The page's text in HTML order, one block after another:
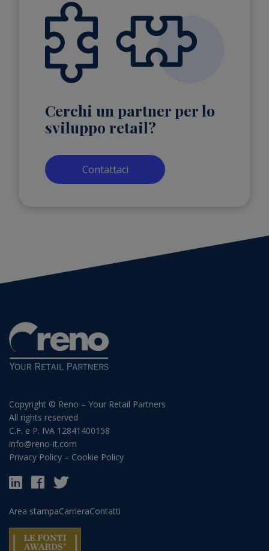
Cerchi un partner per lo
sviluppo retail?
Contattaci
Copyright © Reno – Your Retail Partners
All rights reserved
C.F. e P. IVA 12841400158
info@reno-it.com
Privacy Policy – Cookie Policy
Area stampaCarrieraContatti